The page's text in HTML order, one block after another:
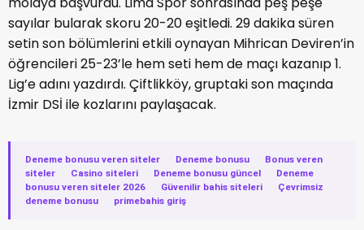
sayılar bularak skoru 20-20 eşitledi. 29 dakika süren
setin son bölümlerini etkili oynayan Mihrican Deviren’in
öğrencileri 25-23’le hem seti hem de maçı kazanıp 1.
Lig’e adını yazdırdı. Çiftlikköy, gruptaki son maçında
İzmir DSİ ile kozlarını paylaşacak.
Deneme bonusu veren siteler · Deneme bonusu ·
Bonus veren
siteler
· Casino siteleri · Deneme bonusu güncel ·
Deneme
bonusu veren siteler 2026
· Güvenilir bahis siteleri ·
Çevrimsiz
deneme bonusu
· primebahis giriş